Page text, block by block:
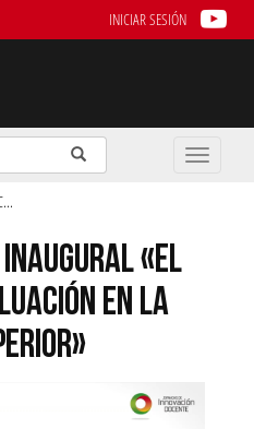
INICIAR SESIÓN
Enviar
Buscar
Toggle
...
«EL
EN LA